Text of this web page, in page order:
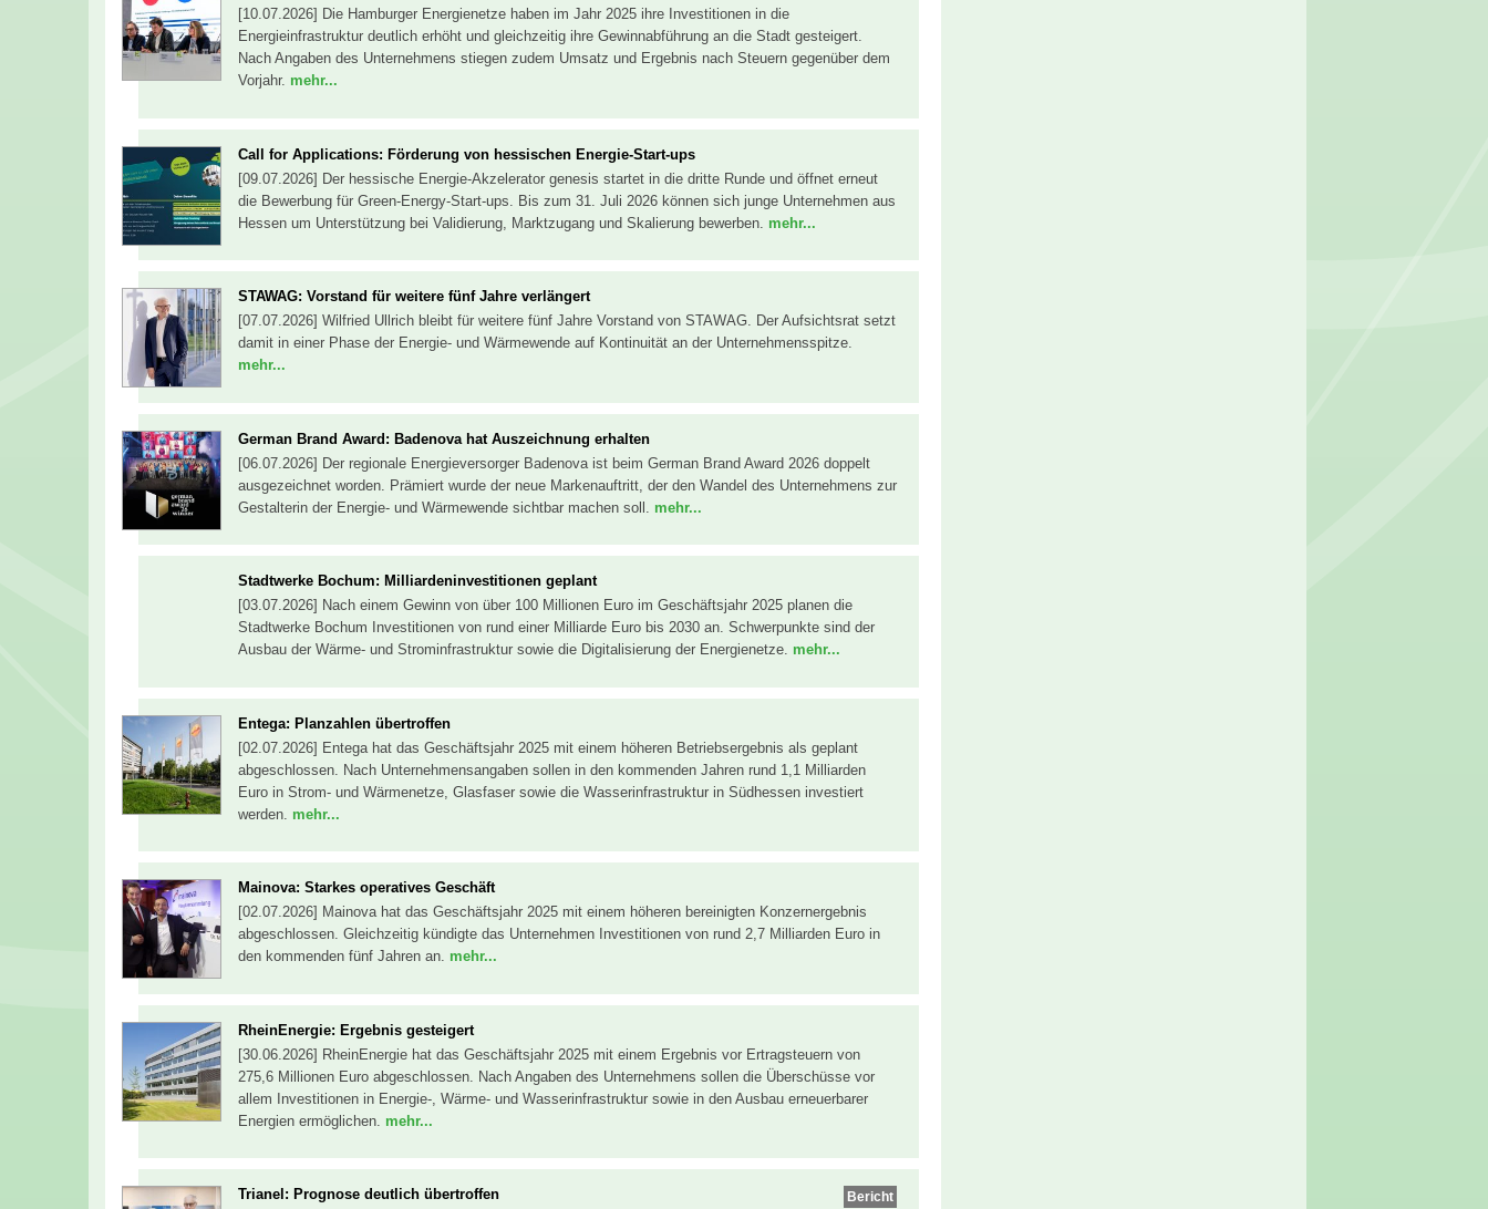
[10.07.2026] Die Hamburger Energienetze haben im Jahr 2025 ihre Investitionen in die
Energieinfrastruktur deutlich erhöht und gleichzeitig ihre Gewinnabführung an die Stadt gesteigert.
Nach Angaben des Unternehmens stiegen zudem Umsatz und Ergebnis nach Steuern gegenüber dem
Vorjahr. mehr...
Call for Applications: Förderung von hessischen Energie-Start-ups
[09.07.2026] Der hessische Energie-Akzelerator genesis startet in die dritte Runde und öffnet erneut
die Bewerbung für Green-Energy-Start-ups. Bis zum 31. Juli 2026 können sich junge Unternehmen aus
Hessen um Unterstützung bei Validierung, Marktzugang und Skalierung bewerben. mehr...
STAWAG: Vorstand für weitere fünf Jahre verlängert
[07.07.2026] Wilfried Ullrich bleibt für weitere fünf Jahre Vorstand von STAWAG. Der Aufsichtsrat setzt
damit in einer Phase der Energie- und Wärmewende auf Kontinuität an der Unternehmensspitze.
mehr...
German Brand Award: Badenova hat Auszeichnung erhalten
[06.07.2026] Der regionale Energieversorger Badenova ist beim German Brand Award 2026 doppelt
ausgezeichnet worden. Prämiert wurde der neue Markenauftritt, der den Wandel des Unternehmens zur
Gestalterin der Energie- und Wärmewende sichtbar machen soll. mehr...
Stadtwerke Bochum: Milliardeninvestitionen geplant
[03.07.2026] Nach einem Gewinn von über 100 Millionen Euro im Geschäftsjahr 2025 planen die
Stadtwerke Bochum Investitionen von rund einer Milliarde Euro bis 2030 an. Schwerpunkte sind der
Ausbau der Wärme- und Strominfrastruktur sowie die Digitalisierung der Energienetze. mehr...
Entega: Planzahlen übertroffen
[02.07.2026] Entega hat das Geschäftsjahr 2025 mit einem höheren Betriebsergebnis als geplant
abgeschlossen. Nach Unternehmensangaben sollen in den kommenden Jahren rund 1,1 Milliarden
Euro in Strom- und Wärmenetze, Glasfaser sowie die Wasserinfrastruktur in Südhessen investiert
werden. mehr...
Mainova: Starkes operatives Geschäft
[02.07.2026] Mainova hat das Geschäftsjahr 2025 mit einem höheren bereinigten Konzernergebnis
abgeschlossen. Gleichzeitig kündigte das Unternehmen Investitionen von rund 2,7 Milliarden Euro in
den kommenden fünf Jahren an. mehr...
RheinEnergie: Ergebnis gesteigert
[30.06.2026] RheinEnergie hat das Geschäftsjahr 2025 mit einem Ergebnis vor Ertragsteuern von
275,6 Millionen Euro abgeschlossen. Nach Angaben des Unternehmens sollen die Überschüsse vor
allem Investitionen in Energie-, Wärme- und Wasserinfrastruktur sowie in den Ausbau erneuerbarer
Energien ermöglichen. mehr...
Bericht
Trianel: Prognose deutlich übertroffen